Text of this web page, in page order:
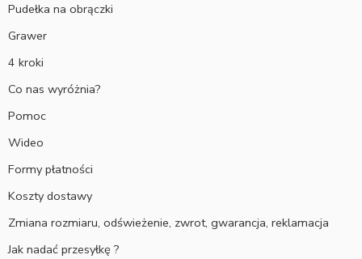
Pudełka na obrączki
Grawer
4 kroki
Co nas wyróżnia?
Pomoc
Wideo
Formy płatności
Koszty dostawy
Zmiana rozmiaru, odświeżenie, zwrot, gwarancja, reklamacja
Jak nadać przesyłkę ?